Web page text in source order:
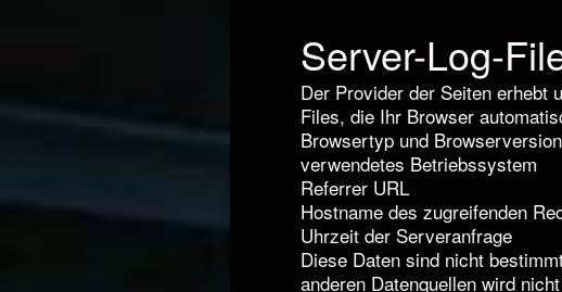
Server-Log-
Der Provider der Seiten erhebt
Files, die Ihr Browser
Browsertyp und Browserversion
verwendetes Betriebssystem
Referrer URL
Hostname des zugreifenden
Uhrzeit der Serveranfrage
Diese Daten sind nicht
anderen Datenquellen wird